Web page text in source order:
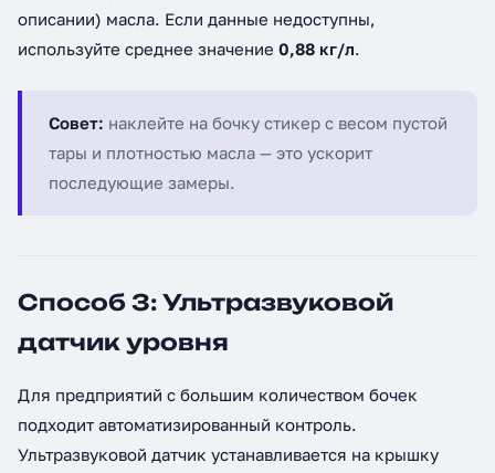
описании) масла. Если данные недоступны,
используйте среднее значение 0,88 кг/л.
Совет: наклейте на бочку стикер с весом пустой
тары и плотностью масла — это ускорит
последующие замеры.
Способ 3: Ультразвуковой
датчик уровня
Для предприятий с большим количеством бочек
подходит автоматизированный контроль.
Ультразвуковой датчик устанавливается на крышку